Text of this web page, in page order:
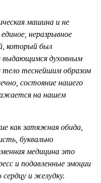
машина и не
неразрывное
который был
выдающимся духовным
тело теснейшим образом
состояние нашего
на нашем
как затяжная обида,
буквально
медицина это
и подавленные эмоции
и желудку.